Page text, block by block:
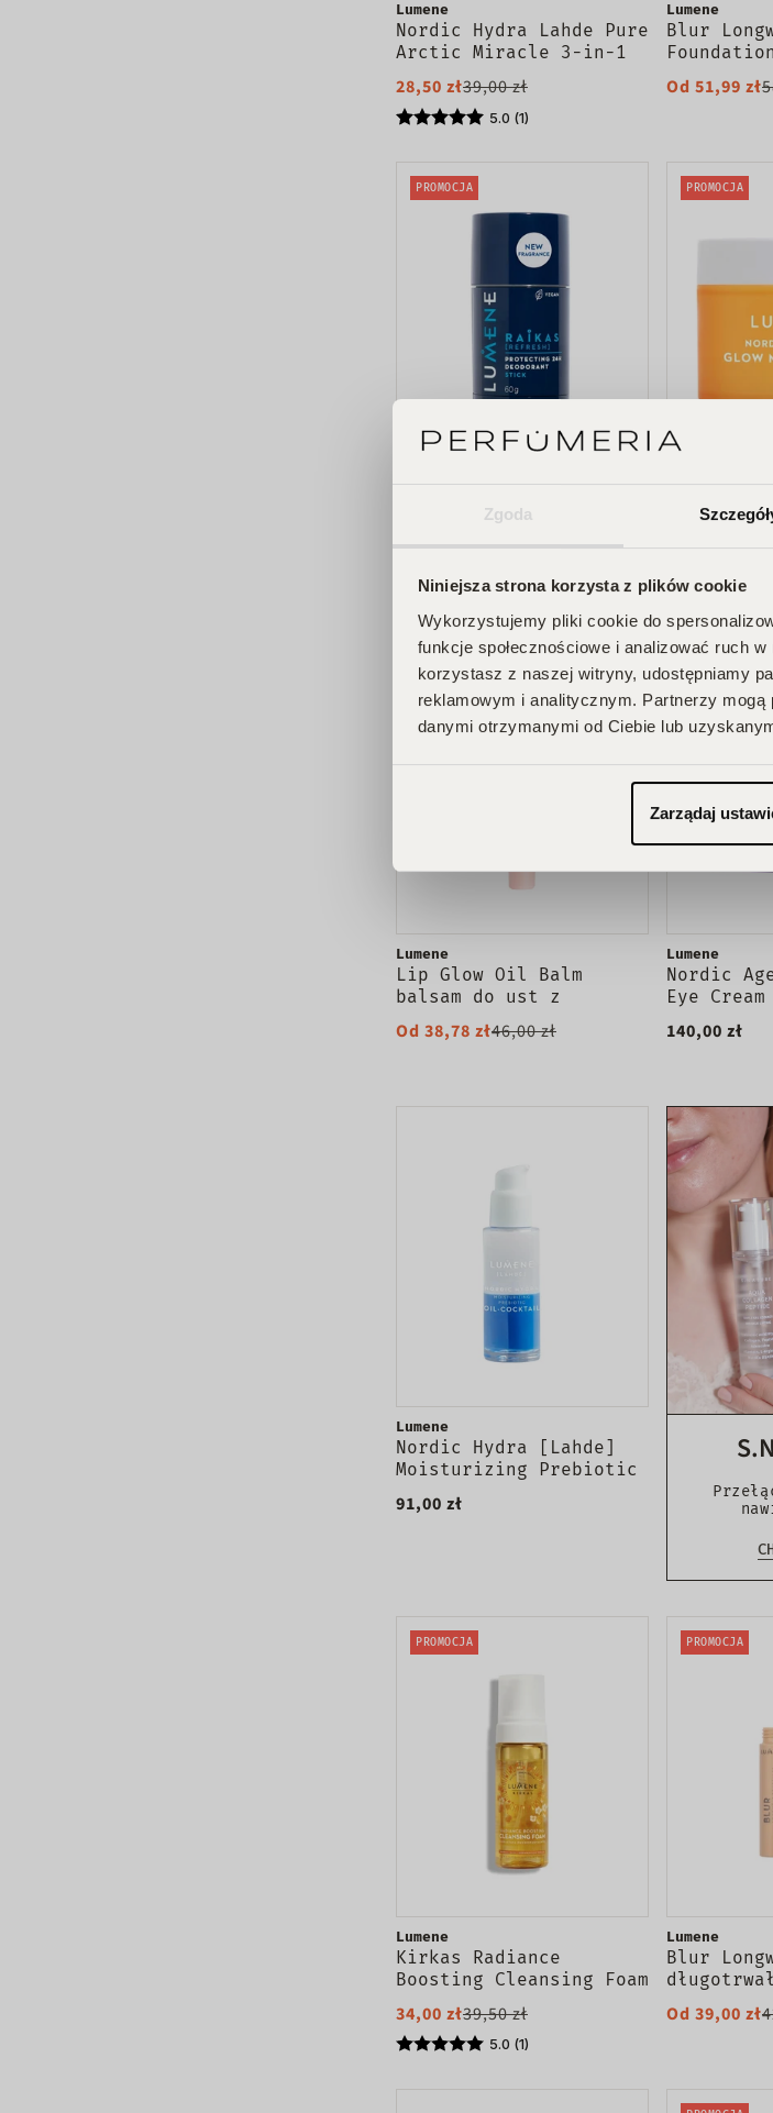
Zgoda
Niniejsza strona korzysta z plików cookie
Wykorzystujemy pliki cookie do
funkcje społecznościowe i analizować ruch
korzystasz z naszej witryny, udostępniamy
reklamowym i analitycznym. Partnerzy mogą
danymi otrzymanymi od Ciebie lub
Zarządaj
Lumene
Nordic Hydra Lahde Pure
Arctic Miracle 3-in-1
Cleansing Water płyn
micelarny do demakijażu
twarzy 250ml
28,50 zł39,00 zł
5.0 (1)
Lumene
Blur
twarzy
Od 51,99 zł
PROMOCJA
Lumene
Men Raikas Protecting
24H Deodorant Stick
dezodorant w sztyfcie
PROMOCJA
Lumene
Nordic-C
każdego
PROMOCJA
Lumene
Lip Glow Oil Balm
balsam do ust z
olejkiem
Od 38,78 zł46,00 zł
Lumene
Nordic
Eye
krem pod
140,00 zł
Lumene
Nordic Hydra [Lahde]
Moisturizing Prebiotic
Oil-Cocktail
nawilżający koktajl
91,00 zł
PROMOCJA
Lumene
Kirkas Radiance
Boosting Cleansing Foam
rozświetlająca pianka
do mycia twarzy 150ml
34,00 zł39,50 zł
5.0 (1)
PROMOCJA
Lumene
Blur
Od 39,00 zł